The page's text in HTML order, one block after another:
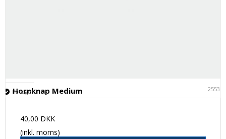
Hornknap Medium 25531
På lager
40,00 DKK
(inkl. moms)